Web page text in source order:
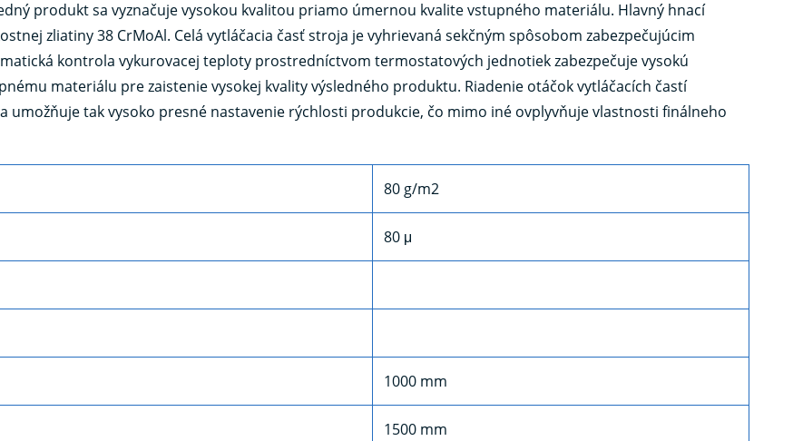
produkt sa vyznačuje vysokou kvalitou priamo úmernou kvalite vstupného materiálu. Hlavný hnací
zliatiny 38 CrMoAl. Celá vytláčacia časť stroja je vyhrievaná sekčným spôsobom zabezpečujúcim
kontrola vykurovacej teploty prostredníctvom termostatových jednotiek zabezpečuje vysokú
materiálu pre zaistenie vysokej kvality výsledného produktu. Riadenie otáčok vytláčacích častí
umožňuje tak vysoko presné nastavenie rýchlosti produkcie, čo mimo iné ovplyvňuje vlastnosti finálneho
80 g/m2
80 μ
1000 mm
1500 mm